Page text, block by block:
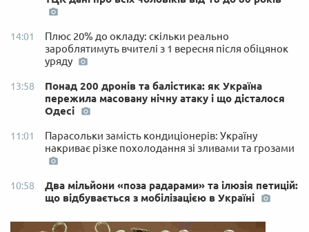
14:01
Плюс 20% до окладу: скільки реально
зароблятимуть вчителі з 1 вересня після обіцянок
уряду
13:58
Понад 200 дронів та балістика: як Україна
пережила масовану нічну атаку і що дісталося
Одесі
11:01
Парасольки замість кондиціонерів: Україну
накриває різке похолодання зі зливами та грозами
10:58
Два мільйони «поза радарами» та ілюзія петицій:
що відбувається з мобілізацією в Україні